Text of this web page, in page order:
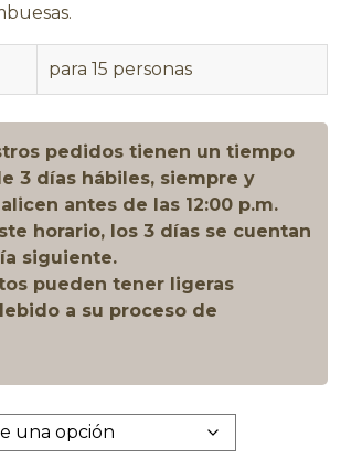
para 15 personas
pedidos tienen un tiempo
3 días hábiles, siempre y
antes de las 12:00 p.m.
horario, los 3 días se cuentan
siguiente.
pueden tener ligeras
a su proceso de